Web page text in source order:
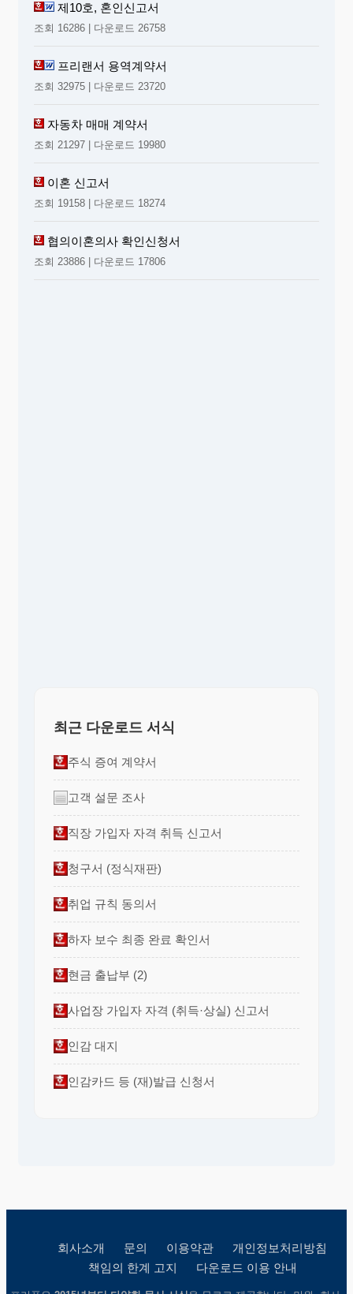
제10호, 혼인신고서
조회 16286 | 다운로드 26758
프리랜서 용역계약서
조회 32975 | 다운로드 23720
자동차 매매 계약서
조회 21297 | 다운로드 19980
이혼 신고서
조회 19158 | 다운로드 18274
협의이혼의사 확인신청서
조회 23886 | 다운로드 17806
최근 다운로드 서식
주식 증여 계약서
고객 설문 조사
직장 가입자 자격 취득 신고서
청구서 (정식재판)
취업 규칙 동의서
하자 보수 최종 완료 확인서
현금 출납부 (2)
사업장 가입자 자격 (취득·상실) 신고서
인감 대지
인감카드 등 (재)발급 신청서
회사소개 문의 이용약관
개인정보처리방침
책임의 한계 고지
다운로드 이용 안내